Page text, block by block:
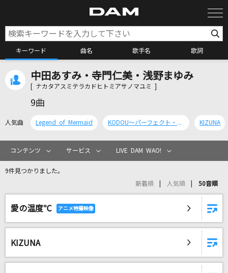
キーワード 曲名 歌手名 歌詞
カラオケ検索
カラオケリクエスト
リアルタイムで歌われている曲の一覧
[生音]夢をかなえてドラえもん(ドラえもんアニ
メバージョン)
mao
中田あすみ・寺門仁美・浅野まゆみ
[ ナカタアスミテラカドヒトミアサノマユミ ]
9曲
人気曲 Legend of Mermaid KODOU～パーフェクト・ハーモニー～ KIZUNA
コンテンツ サービス LIVE DAM WAO!
9件見つかりました。
新着順 人気順 50音順
愛の温度℃
KIZUNA